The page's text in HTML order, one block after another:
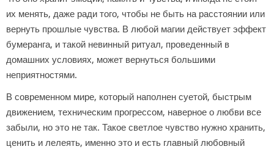
их менять, даже ради того, чтобы не быть на расстоянии или
вернуть прошлые чувства. В любой магии действует эффект
бумеранга, и такой невинный ритуал, проведенный в
домашних условиях, может вернуться большими
неприятностями.
В современном мире, который наполнен суетой, быстрым
движением, техническим прогрессом, наверное о любви все
забыли, но это не так. Такое светлое чувство нужно хранить,
ценить и лелеять, именно это и есть главный любовный